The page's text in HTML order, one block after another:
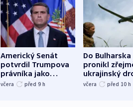
Americký Senát
potvrdil Trumpova
právníka jako
ministra
včera před 9 h
Do Bulharska
pronikl
ukrajinský
explodoval
včera před 10 h